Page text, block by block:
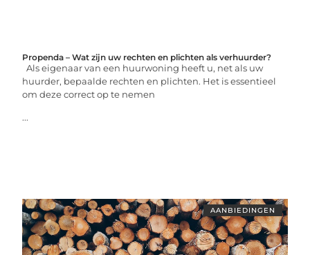
Propenda – Wat zijn uw rechten en plichten als verhuurder?
Als eigenaar van een huurwoning heeft u, net als uw
huurder, bepaalde rechten en plichten. Het is essentieel
om deze correct op te nemen
...
AANBIEDINGEN